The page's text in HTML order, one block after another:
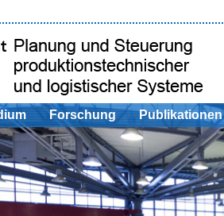
Forschung Publikationen